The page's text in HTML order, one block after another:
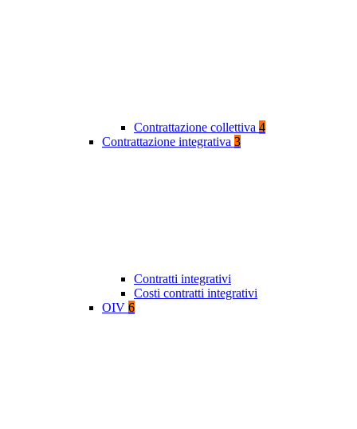
Contrattazione collettiva 4
Contrattazione integrativa 3
Contratti integrativi
Costi contratti integrativi
OIV 6